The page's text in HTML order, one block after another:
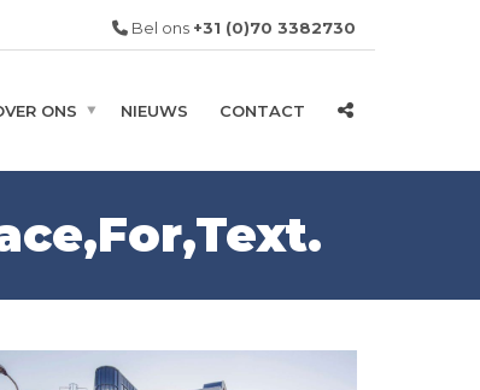
Bel ons +31 (0)70 3382730
ONS NIEUWS CONTACT